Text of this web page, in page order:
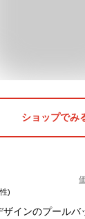
ショップでみ
)
ザインのプールバ